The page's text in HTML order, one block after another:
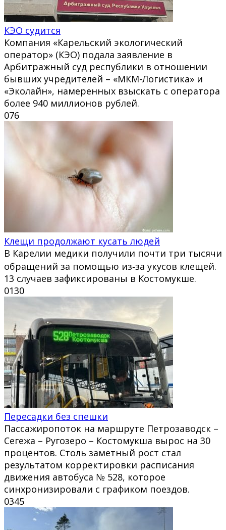
КЭО судится
Компания «Карельский экологический
оператор» (КЭО) подала заявление в
Арбитражный суд республики в отношении
бывших учредителей – «МКМ-Логистика» и
«Эколайн», намеренных взыскать с оператора
более 940 миллионов рублей.
076
Клещи продолжают кусать людей
В Карелии медики получили почти три тысячи
обращений за помощью из‑за укусов клещей.
13 случаев зафиксированы в Костомукше.
0130
Пересадки без спешки
Пассажиропоток на маршруте Петрозаводск –
Сегежа – Ругозеро – Костомукша вырос на 30
процентов. Столь заметный рост стал
результатом корректировки расписания
движения автобуса № 528, которое
синхронизировали с графиком поездов.
0345